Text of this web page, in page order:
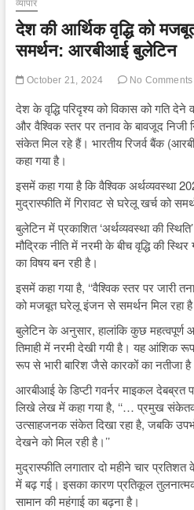
व्यापार
देश की आर्थिक वृद्धि को
समर्थन: आरबीआई बुलेटिन
October 21, 2024 No Comments
देश के वृद्धि परिदृश्य को विकास को गति देने
और वैश्विक स्तर पर तनाव के बावजूद
संकेत मिल रहे हैं। भारतीय रिजर्व बैंक
कहा गया है।
इसमें कहा गया है कि वैश्विक अर्थव्यवस्था
मुद्रास्फीति में गिरावट से घरेलू खर्च को
बुलेटिन में प्रकाशित ‘अर्थव्यवस्था की
मौद्रिक नीति में नरमी के बीच वृद्धि की
का विषय बन रही है।
इसमें कहा गया है, ‘‘वैश्विक स्तर पर जारी
को मजबूत घरेलू इंजन से समर्थन मिल रहा
बुलेटिन के अनुसार, हालांकि कुछ
तिमाही में नरमी देखी गयी है। यह आंशिक
रूप से भारी बारिश जैसे कारकों का नतीजा
आरबीआई के डिप्टी गवर्नर माइकल देबब्रत
लिखे लेख में कहा गया है, ‘‘… प्रमुख
उत्साहजनक संकेत दिखा रहा है, जबकि
देखने को मिल रही है।’’
मुद्रास्फीति लगातार दो महीने चार
में बढ़ गई। इसका कारण प्रतिकूल
सामान की महंगाई का बढ़ना है।